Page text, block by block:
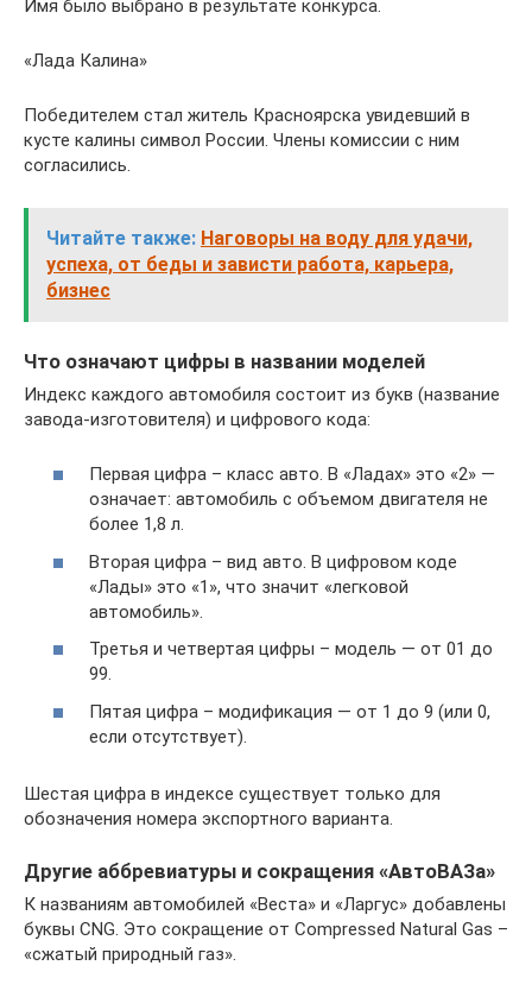
Имя было выбрано в результате конкурса.
«Лада Калина»
Победителем стал житель Красноярска увидевший в
кусте калины символ России. Члены комиссии с ним
согласились.
Читайте также: Наговоры на воду для удачи,
успеха, от беды и зависти работа, карьера,
бизнес
Что означают цифры в названии моделей
Индекс каждого автомобиля состоит из букв (название
завода-изготовителя) и цифрового кода:
Первая цифра – класс авто. В «Ладах» это «2» —
означает: автомобиль с объемом двигателя не
более 1,8 л.
Вторая цифра – вид авто. В цифровом коде
«Лады» это «1», что значит «легковой
автомобиль».
Третья и четвертая цифры – модель — от 01 до
99.
Пятая цифра – модификация — от 1 до 9 (или 0,
если отсутствует).
Шестая цифра в индексе существует только для
обозначения номера экспортного варианта.
Другие аббревиатуры и сокращения «АвтоВАЗа»
К названиям автомобилей «Веста» и «Ларгус» добавлены
буквы CNG. Это сокращение от Compressed Natural Gas –
«сжатый природный газ».